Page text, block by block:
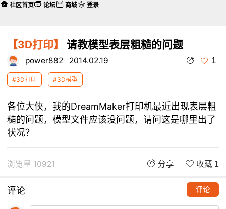
【3D打印】 请教模型表层粗糙的问题
power882 2014.02.19 1
#3D打印 #3D模型
各位大侠，我的DreamMaker打印机最近出现表层粗
糙的问题，模型文件应该没问题，请问这是哪里出了
状况？
浏览量 10921 分享 收藏 1
评论 评论
社区首页 论坛 商城 登录